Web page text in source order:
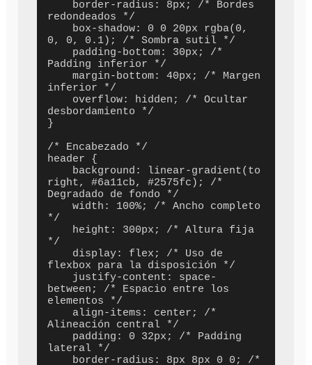
redondeados */
0, 0, 0.1); /* Sombra sutil */
Padding inferior */
    margin-bottom: 40px; /* Margen
inferior */
desbordamiento */
}
/* Encabezado */
header {
right, #6a11cb, #2575fc); /*
Degradado de fondo */
    width: 100%; /* Ancho completo
*/
*/
flexbox para la disposición */
between; /* Espacio entre los
elementos */
Alineación central */
lateral */